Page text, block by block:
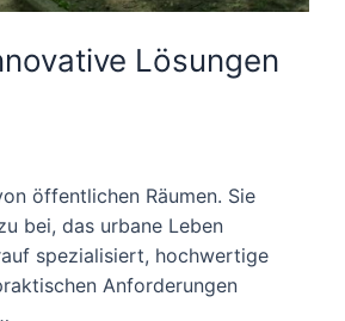
Lösungen
öffentlichen Räumen. Sie
bei, das urbane Leben
spezialisiert, hochwertige
Anforderungen